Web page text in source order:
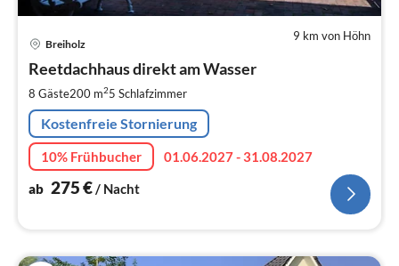
9 km von Höhn
Breiholz
Reetdachhaus direkt am Wasser
8 Gäste200 m25 Schlafzimmer
Kostenfreie Stornierung
10% Frühbucher
01.06.2027 - 31.08.2027
ab 275€/ Nacht